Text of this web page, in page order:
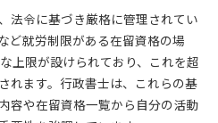
法令に基づき厳格に管理されてい
ど就労制限がある在留資格の場
上限が設けられており、これを超
れます。行政書士は、これらの基
容や在留資格一覧から自分の活動